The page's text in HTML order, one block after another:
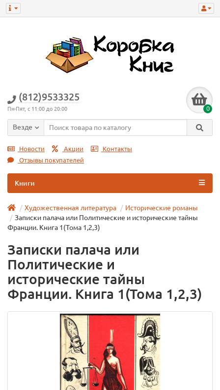
(812)9533325
Пн-Пят, с 11:00 до 20:00 0
Везде
Новости Акции
Контакты
Отзывы покупателей
Книги
Художественная литература
Исторические романы
Записки палача или Политические и исторические тайны
Франции. Книга 1(Тома 1,2,3)
Записки палача или
Политические и
исторические тайны
Франции. Книга 1(Тома 1,2,3)